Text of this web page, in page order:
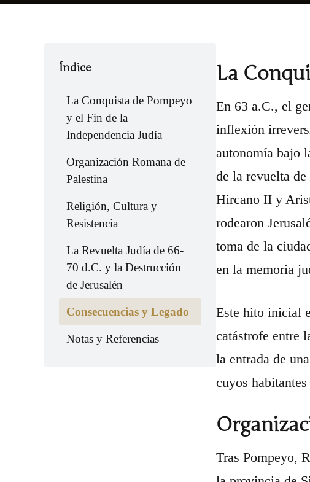
Índice
La Conquista de Pompeyo
y el Fin de la
Independencia Judía
Organización Romana de
Palestina
Religión, Cultura y
Resistencia
La Revuelta Judía de 66-
70 d.C. y la Destrucción
de Jerusalén
Consecuencias y Legado
Notas y Referencias
La
En 63 a.C., el
inflexión
autonomía bajo
de la revuelta
Hircano II y
rodearon
toma de la
en la memoria
Este hito inicial
catástrofe entre
la entrada de
cuyos
Tras Pompeyo,